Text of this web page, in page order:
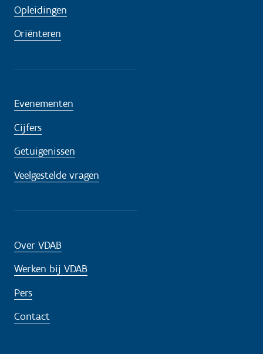
Opleidingen
Oriënteren
Evenementen
Cijfers
Getuigenissen
Veelgestelde vragen
Over VDAB
Werken bij VDAB
Pers
Contact